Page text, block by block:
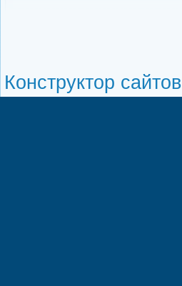
Конструктор сайтов